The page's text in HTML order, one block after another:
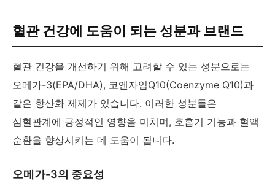
혈관 건강에 도움이 되는 성분과 브랜드
혈관 건강을 개선하기 위해 고려할 수 있는 성분으로는
오메가-3(EPA/DHA), 코엔자임Q10(Coenzyme Q10)과
같은 항산화 제제가 있습니다. 이러한 성분들은
심혈관계에 긍정적인 영향을 미치며, 호흡기 기능과 혈액
순환을 향상시키는 데 도움이 됩니다.
오메가-3의 중요성